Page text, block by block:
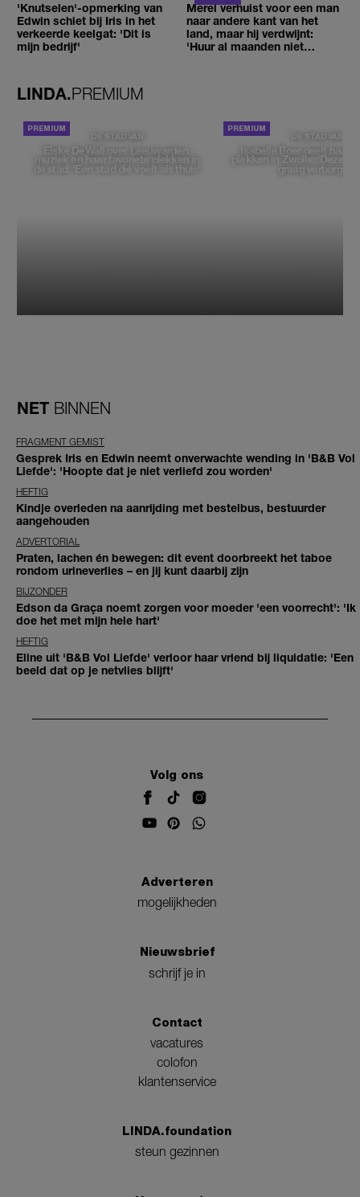
'Knutselen'-opmerking van
Edwin schiet bij Iris in het
verkeerde keelgat: 'Dit is
mijn bedrijf'
Merel verhuist voor een man
naar andere kant van het
land, maar hij verdwijnt:
'Huur al maanden niet
LINDA.PREMIUM
DE STAD VAN
Elske DeWall over Leeuwarden,
muziek en haar favoriete plekken in
de stad: 'Een stad die voelt als thuis'
DE STAD VAN
Isabelle Boer deelt haar
plekken in Zwolle: 'Deze
graag verborgen'
NET BINNEN
FRAGMENT GEMIST
Gesprek Iris en Edwin neemt onverwachte wending in 'B&B Vol
Liefde': 'Hoopte dat je niet verliefd zou worden'
HEFTIG
Kindje overleden na aanrijding met bestelbus, bestuurder
aangehouden
ADVERTORIAL
Praten, lachen én bewegen: dit event doorbreekt het taboe
rondom urineverlies – en jij kunt daarbij zijn
BIJZONDER
Edson da Graça noemt zorgen voor moeder 'een voorrecht': 'Ik
doe het met mijn hele hart'
HEFTIG
Eline uit 'B&B Vol Liefde' verloor haar vriend bij liquidatie: 'Een
beeld dat op je netvlies blijft'
Volg ons
Adverteren
mogelijkheden
Nieuwsbrief
schrijf je in
Contact
vacatures
colofon
klantenservice
LINDA.foundation
steun gezinnen